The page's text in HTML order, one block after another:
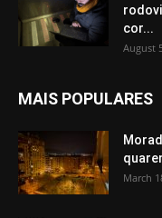
cor...
August
MAIS POPULARES
March